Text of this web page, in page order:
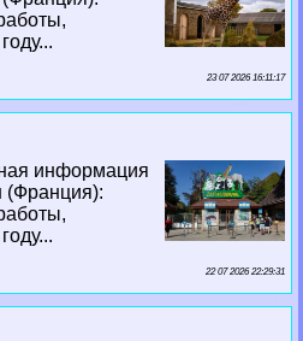
23 07 2026 16:11:17
информация
(Франция):
22 07 2026 22:29:31